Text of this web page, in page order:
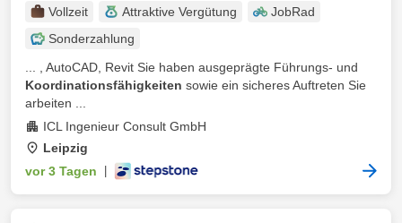
Vollzeit Attraktive Vergütung
JobRad
Sonderzahlung
... , AutoCAD, Revit Sie haben ausgeprägte Führungs- und
Koordinationsfähigkeiten sowie ein sicheres Auftreten Sie
arbeiten ...
ICL Ingenieur Consult GmbH
Leipzig
vor 3 Tagen